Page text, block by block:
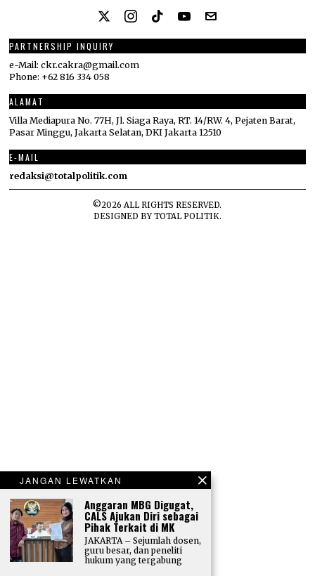
PARTNERSHIP INQUIRY
e-Mail: ckr.cakra@gmail.com
Phone: +62 816 334 058
ALAMAT
Villa Mediapura No. 77H, Jl. Siaga Raya, RT. 14/RW. 4, Pejaten Barat,
Pasar Minggu, Jakarta Selatan, DKI Jakarta 12510
E-MAIL
redaksi@totalpolitik.com
©2026 ALL RIGHTS RESERVED.
DESIGNED BYTOTAL POLITIK.
JANGAN LEWATKAN
Anggaran MBG Digugat,
CALS Ajukan Diri sebagai
Pihak Terkait di MK
JAKARTA – Sejumlah dosen,
guru besar, dan peneliti
hukum yang tergabung